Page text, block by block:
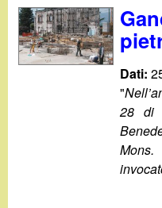
Dati:
"
28 di